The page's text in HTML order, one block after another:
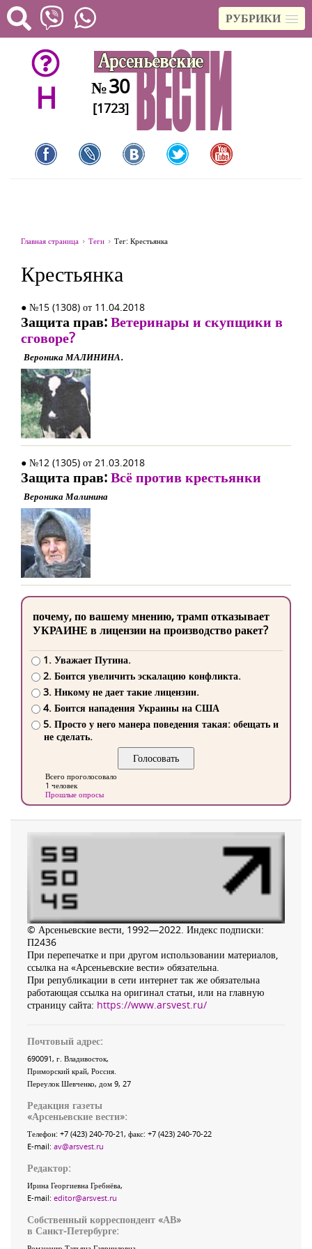
РУБРИКИ
H №30
[1723]
Главная страница Теги Тег: Крестьянка
Крестьянка
● №15 (1308) от 11.04.2018
Защита прав:Ветеринары и скупщики в
сговоре?
Вероника МАЛИНИНА.
● №12 (1305) от 21.03.2018
Защита прав:Всё против крестьянки
Вероника Малинина
почему, по вашему мнению, трамп отказывает
УКРАИНЕ в лицензии на производство ракет?
1. Уважает Путина.
2. Боится увеличить эскалацию конфликта.
3. Никому не дает такие лицензии.
4. Боится нападения Украины на США
5. Просто у него манера поведения такая: обещать и
не сделать.
Всего проголосовало
1 человек
Прошлые опросы
© Арсеньевские вести, 1992—2022. Индекс подписки:
П2436
При перепечатке и при другом использовании материалов,
ссылка на «Арсеньевские вести» обязательна.
При републикации в сети интернет так же обязательна
работающая ссылка на оригинал статьи, или на главную
страницу сайта: https://www.arsvest.ru/
Почтовый адрес:
690091, г. Владивосток,
Приморский край, Россия
Переулок Шевченко, дом 9, 27
Редакция газеты
«Арсеньевские вести»:
Телефон: +7 (423) 240-70-21, факс: +7 (423) 240-70-22
E-mail: av@arsvest.ru
Редактор:
Ирина Георгиевна Гребнёва,
E-mail: editor@arsvest.ru
Собственный корреспондент «АВ»
в Санкт-Петербурге: